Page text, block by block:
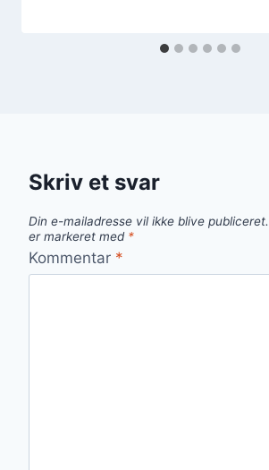
Skriv et svar
Din e-mailadresse vil ikke blive publiceret.
er markeret med *
Kommentar *